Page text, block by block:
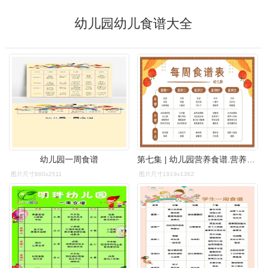
幼儿园幼儿食谱大全
幼儿园一周食谱
图片尺寸860x2511 图片尺寸1919x1362